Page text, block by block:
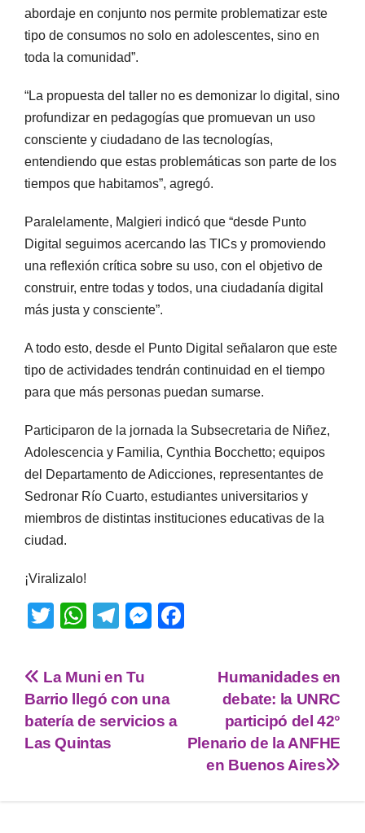
abordaje en conjunto nos permite problematizar este
tipo de consumos no solo en adolescentes, sino en
toda la comunidad”.
“La propuesta del taller no es demonizar lo digital, sino
profundizar en pedagogías que promuevan un uso
consciente y ciudadano de las tecnologías,
entendiendo que estas problemáticas son parte de los
tiempos que habitamos”, agregó.
Paralelamente, Malgieri indicó que “desde Punto
Digital seguimos acercando las TICs y promoviendo
una reflexión crítica sobre su uso, con el objetivo de
construir, entre todas y todos, una ciudadanía digital
más justa y consciente”.
A todo esto, desde el Punto Digital señalaron que este
tipo de actividades tendrán continuidad en el tiempo
para que más personas puedan sumarse.
Participaron de la jornada la Subsecretaria de Niñez,
Adolescencia y Familia, Cynthia Bocchetto; equipos
del Departamento de Adicciones, representantes de
Sedronar Río Cuarto, estudiantes universitarios y
miembros de distintas instituciones educativas de la
ciudad.
¡Viralizalo!
T
tt
er
W
at
s
A
p
T
e
gr
a
M
e
n
o
Humanidades en
debate: la UNRC
participó del 42°
Plenario de la ANFHE
en Buenos Aires
La Muni en Tu
Barrio llegó con una
batería de servicios a
Las Quintas